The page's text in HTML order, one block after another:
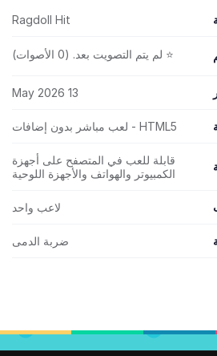
Ragdoll Hit
⭐ لم يتم التصويت بعد. (0 الأصوات)
13 May 2026
HTML5 - لعب مباشر بدون إضافات
قابلة للعب في المتصفح على أجهزة
الكمبيوتر والهواتف والأجهزة اللوحية
لاعب واحد
ضربة الدمى